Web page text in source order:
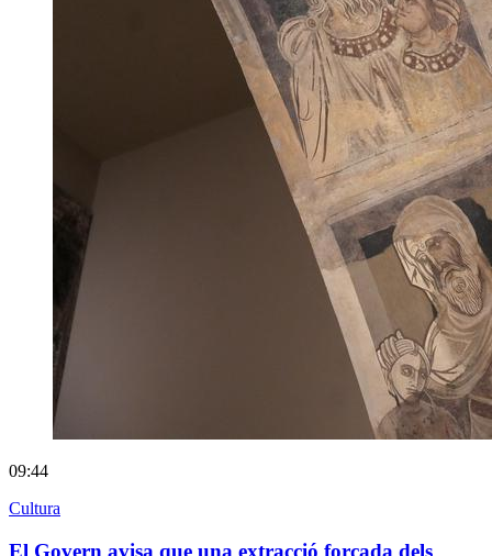
09:44
Cultura
El Govern avisa que una extracció forçada dels